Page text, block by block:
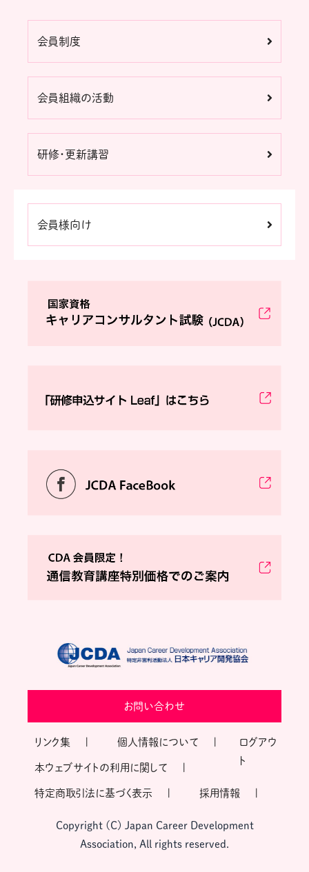
会員制度
会員組織の活動
研修・更新講習
会員様向け
お問い合わせ
リンク集 個人情報について
本ウェブサイトの利用に関して
特定商取引法に基づく表示 採用情報
ログアウ
ト
Copyright (C) Japan Career Development
Association, All rights reserved.